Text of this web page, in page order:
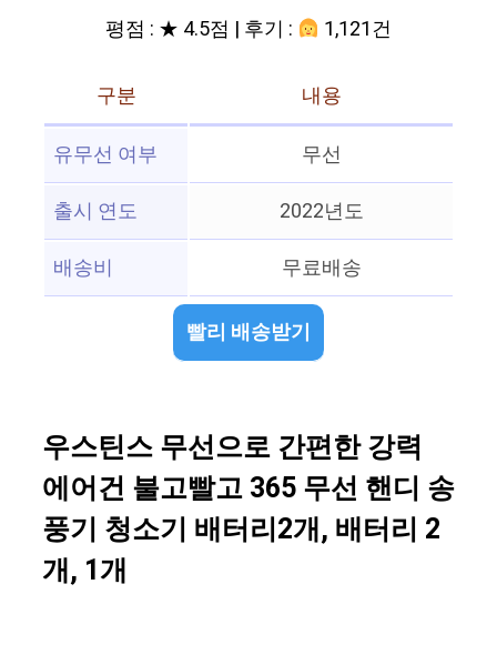
평점 : ★ 4.5점 | 후기 : 1,121건
구분
내용
유무선 여부
무선
출시 연도
2022년도
배송비
무료배송
빨리 배송받기
우스틴스 무선으로 간편한 강력
에어건 불고빨고 365 무선 핸디 송
풍기 청소기 배터리2개, 배터리 2
개, 1개